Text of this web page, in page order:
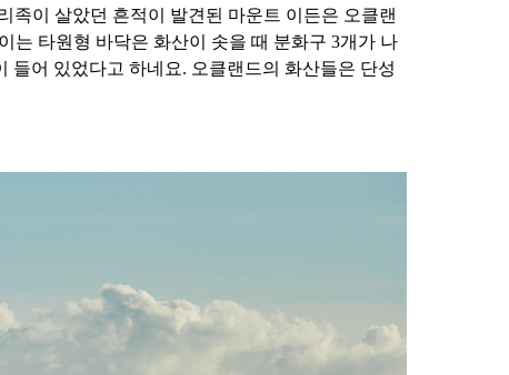
족이 살았던 흔적이 발견된 마운트 이든은 오클랜
는 타원형 바닥은 화산이 솟을 때 분화구 3개가 나
들어 있었다고 하네요. 오클랜드의 화산들은 단성